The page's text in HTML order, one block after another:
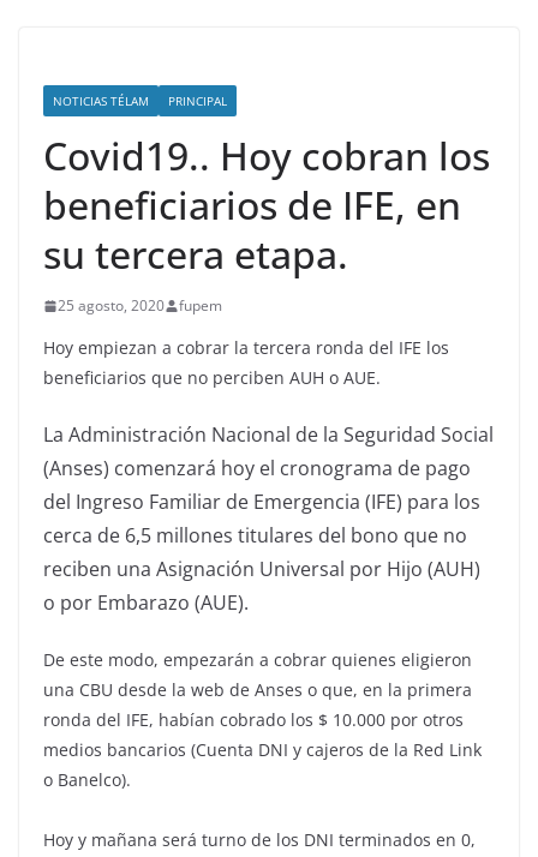
NOTICIAS TÉLAM PRINCIPAL
Covid19.. Hoy cobran los
beneficiarios de IFE, en
su tercera etapa.
25 agosto, 2020 fupem
Hoy empiezan a cobrar la tercera ronda del IFE los
beneficiarios que no perciben AUH o AUE.
La Administración Nacional de la Seguridad Social
(Anses) comenzará hoy el cronograma de pago
del Ingreso Familiar de Emergencia (IFE) para los
cerca de 6,5 millones titulares del bono que no
reciben una Asignación Universal por Hijo (AUH)
o por Embarazo (AUE).
De este modo, empezarán a cobrar quienes eligieron
una CBU desde la web de Anses o que, en la primera
ronda del IFE, habían cobrado los $ 10.000 por otros
medios bancarios (Cuenta DNI y cajeros de la Red Link
o Banelco).
Hoy y mañana será turno de los DNI terminados en 0,